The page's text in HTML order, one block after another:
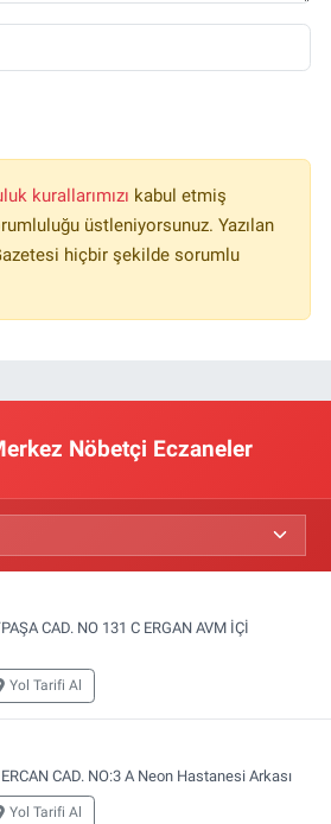
kurallarımızı kabul etmiş
üstleniyorsunuz. Yazılan
hiçbir şekilde sorumlu
Nöbetçi Eczaneler
CAD. NO 131 C ERGAN AVM İÇİ
Yol Tarifi Al
CAD. NO:3 A Neon Hastanesi Arkası
Yol Tarifi Al